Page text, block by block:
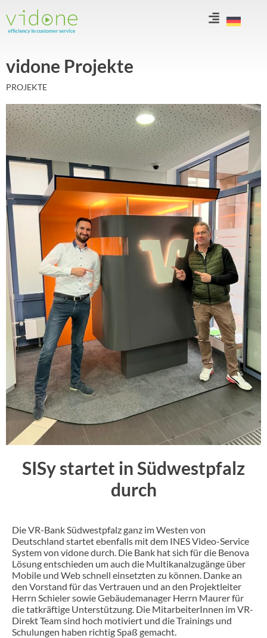
Inhalt
springen
vidone Projekte
PROJEKTE
SISy startet in Südwestpfalz
durch
Die VR-Bank Südwestpfalz ganz im Westen von
Deutschland startet ebenfalls mit dem INES Video-Service
System von vidone durch. Die Bank hat sich für die Benova
Lösung entschieden um auch die Multikanalzugänge über
Mobile und Web schnell einsetzten zu können. Danke an
den Vorstand für das Vertrauen und an den Projektleiter
Herrn Schieler sowie Gebäudemanager Herrn Maurer für
die tatkräftige Unterstützung. Die MitarbeiterInnen im VR-
Direkt Team sind hoch motiviert und die Trainings und
Schulungen haben richtig Spaß gemacht.